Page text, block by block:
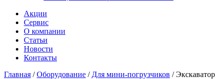
Акции
Сервис
О компании
Статьи
Новости
Контакты
Главная /Оборудование / Для мини-погрузчиков /Экскаватор